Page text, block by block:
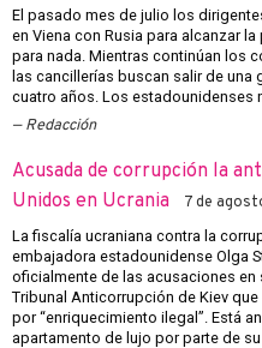
El pasado mes de julio los
en Viena con Rusia para alcanzar
para nada. Mientras continúan los
las cancillerías buscan salir de una
cuatro años. Los estadounidenses
Redacción
Acusada de corrupción la
Unidos en Ucrania
7 de
La fiscalía ucraniana contra la
embajadora estadounidense Olga
oficialmente de las acusaciones en
Tribunal Anticorrupción de Kiev
por “enriquecimiento ilegal”. Está
apartamento de lujo por parte de